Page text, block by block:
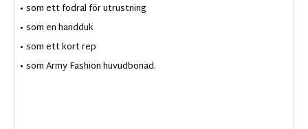
• som ett fodral för utrustning
• som en handduk
• som ett kort rep
• som Army Fashion huvudbonad.